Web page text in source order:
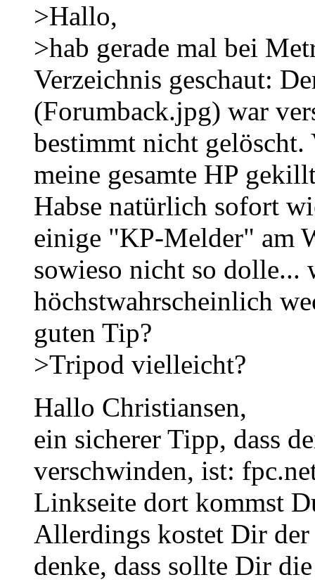
>Hallo,
>hab gerade mal bei
Verzeichnis geschaut:
(Forumback.jpg) war
bestimmt nicht gelöscht.
meine gesamte HP
Habse natürlich sofort
einige "KP-Melder" am
sowieso nicht so dolle...
höchstwahrscheinlich
guten Tip?
>Tripod vielleicht?
Hallo Christiansen,
ein sicherer Tipp, dass
verschwinden, ist:
Linkseite dort kommst
Allerdings kostet Dir
denke, dass sollte Dir